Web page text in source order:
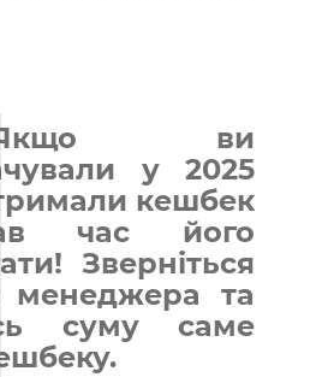
ви
у 2025
кешбек
час його
Зверніться
менеджера та
суму саме